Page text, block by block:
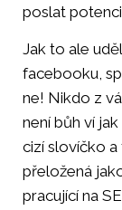
poslat
Jak to ale
facebooku,
ne! Nikdo z
není bůh ví
cizí slovíčko
přeložená
pracující na